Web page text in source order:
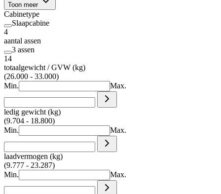
Toon meer
Cabinetype
Slaapcabine
4
aantal assen
3 assen
14
totaalgewicht / GVW (kg)
(26.000 - 33.000)
Min.
Max.
ledig gewicht (kg)
(9.704 - 18.800)
Min.
Max.
laadvermogen (kg)
(9.777 - 23.287)
Min.
Max.